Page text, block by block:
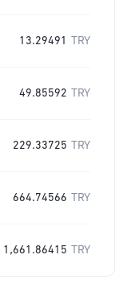
13.29491 TRY
49.85592 TRY
229.33725 TRY
664.74566 TRY
1,661.86415 TRY